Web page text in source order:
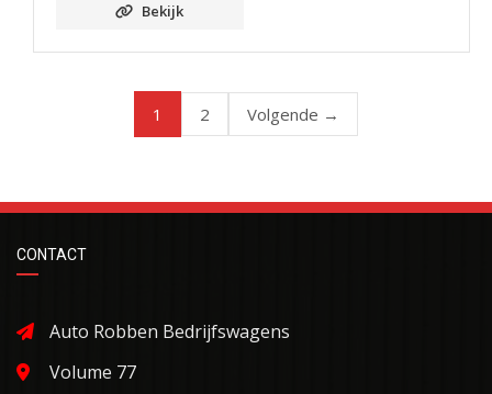
Bekijk
1 2 Volgende →
CONTACT
Auto Robben Bedrijfswagens
Volume 77